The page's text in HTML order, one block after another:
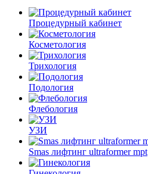
Процедурный кабинет
Косметология
Трихология
Подология
Флебология
УЗИ
Smas лифтинг ultraformer mpt